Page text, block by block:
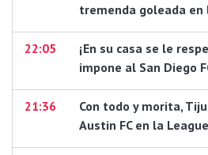
tremenda goleada en
22:05
¡En su casa se le
impone al San Diego
21:36
Con todo y morita,
Austin FC en la